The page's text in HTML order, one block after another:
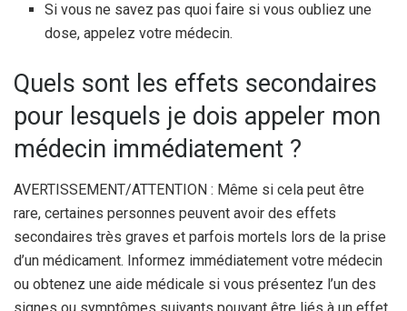
Si vous ne savez pas quoi faire si vous oubliez une
dose, appelez votre médecin.
Quels sont les effets secondaires
pour lesquels je dois appeler mon
médecin immédiatement ?
AVERTISSEMENT/ATTENTION : Même si cela peut être
rare, certaines personnes peuvent avoir des effets
secondaires très graves et parfois mortels lors de la prise
d’un médicament. Informez immédiatement votre médecin
ou obtenez une aide médicale si vous présentez l’un des